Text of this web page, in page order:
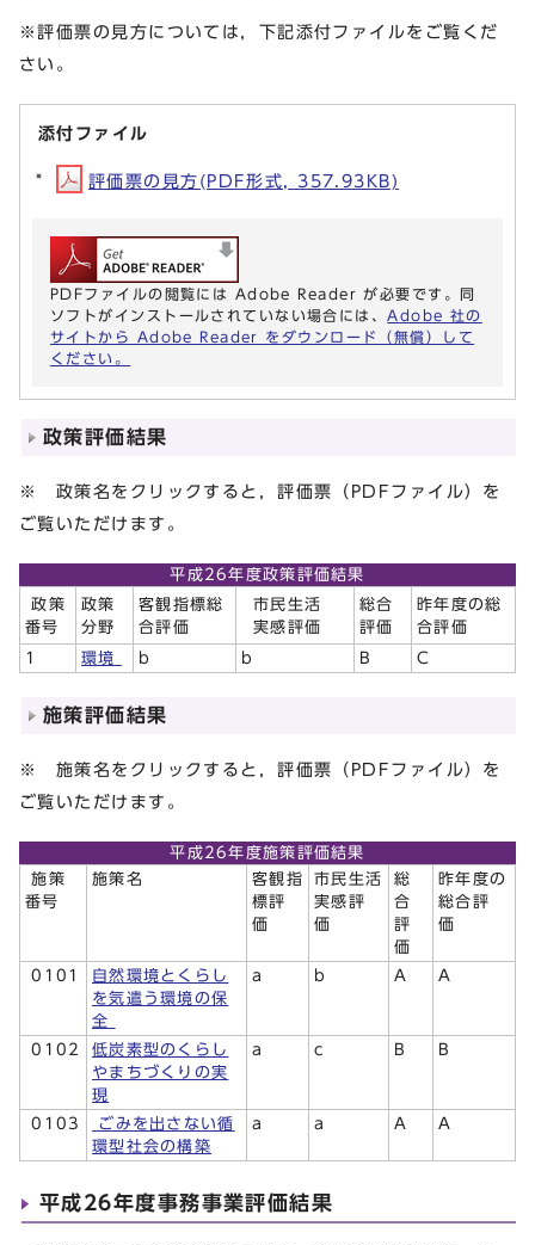
※評価票の見方については，下記添付ファイルをご覧くだ
さい。
添付ファイル
評価票の見方(PDF形式, 357.93KB)
PDFファイルの閲覧には Adobe Reader が必要です。同
ソフトがインストールされていない場合には、 Adobe 社の
サイトから Adobe Reader をダウンロード（無償）して
ください。
政策評価結果
※ 政策名をクリックすると，評価票（PDFファイル）を
ご覧いただけます。
平成26年度政策評価結果
政策
番号
政策
分野
客観指標総
合評価
市民生活
実感評価
総合
評価
昨年度の総
合評価
1
環境 b b B C
施策評価結果
※ 施策名をクリックすると，評価票（PDFファイル）を
ご覧いただけます。
平成26年度施策評価結果
施策
番号
施策名
客観指
標評
価
市民生活
実感評
価
総
合
評
価
昨年度の
総合評
価
0101
自然環境とくらし
を気遣う環境の保
全
a b A A
0102
低炭素型のくらし
やまちづくりの実
現
a c B B
0103
ごみを出さない循
環型社会の構築
a a A A
平成26年度事務事業評価結果